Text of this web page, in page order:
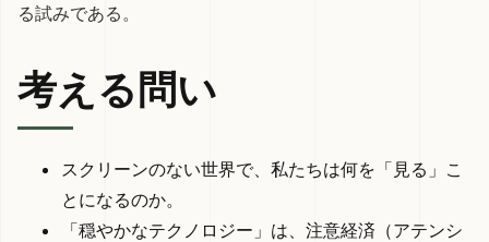
る試みである。
考える問い
スクリーンのない世界で、私たちは何を「見る」こ
とになるのか。
「穏やかなテクノロジー」は、注意経済（アテンシ